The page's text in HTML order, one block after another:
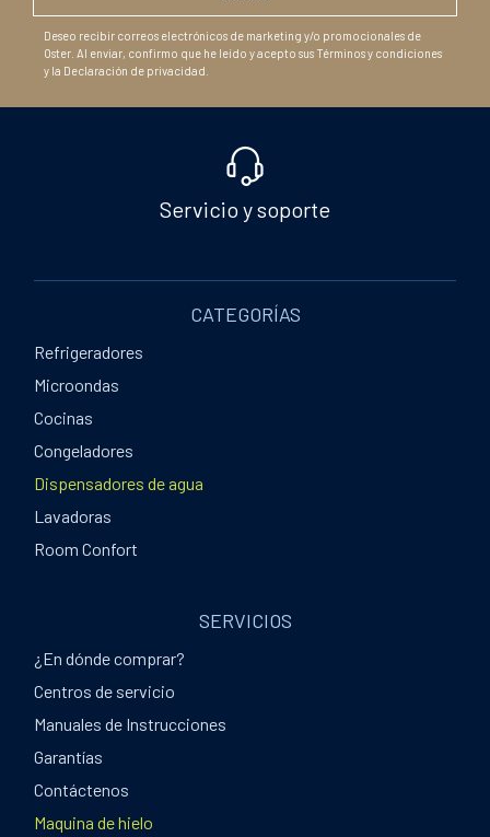
Deseo recibir correos electrónicos de marketing y/o promocionales de
Oster. Al enviar, confirmo que he leído y acepto sus Términos y condiciones
y la Declaración de privacidad.
Servicio y soporte
CATEGORÍAS
Refrigeradores
Microondas
Cocinas
Congeladores
Dispensadores de agua
Lavadoras
Room Confort
SERVICIOS
¿En dónde comprar?
Centros de servicio
Manuales de Instrucciones
Garantías
Contáctenos
Maquina de hielo